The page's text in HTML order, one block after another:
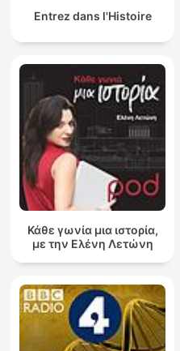
Entrez dans l'Histoire
Κάθε γωνία μια ιστορία,
με την Ελένη Λετώνη